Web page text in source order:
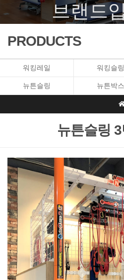
브랜드
PRODUCTS
워킹레일 워킹슬링
뉴튼슬링 뉴튼박스
뉴튼슬링